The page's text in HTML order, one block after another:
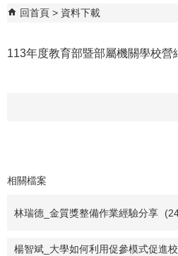
回首頁 資料下載
113年度教育部暨部屬機關學校營
相關檔案
林瑞德_金質獎整備作業經驗分享
楊智斌_大學如何利用促參模式促進